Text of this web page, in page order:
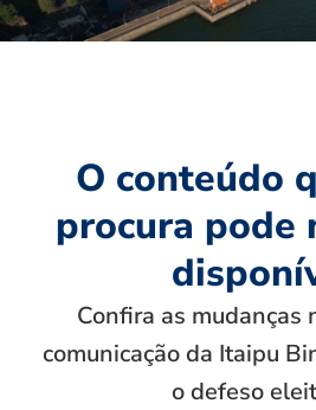
O conteúdo
procura pode
Confira as mudanças
comunicação da Itaipu
o defeso